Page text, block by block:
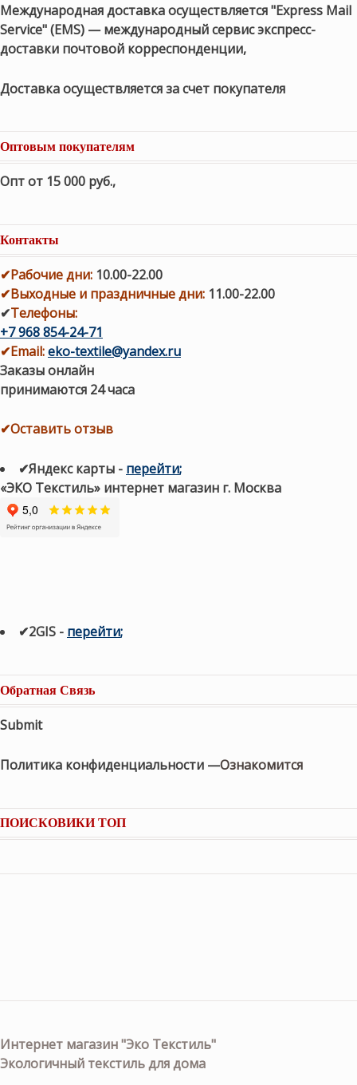
Международная доставка осуществляется "Express Mail
Service" (EMS) — международный сервис экспресс-
доставки почтовой корреспонденции,
Доставка осуществляется за счет покупателя
Оптовым покупателям
Опт от 15 000 руб.,
Контакты
✔Рабочие дни: 10.00-22.00
✔Выходные и праздничные дни: 11.00-22.00
✔Телефоны:
+7 968 854-24-71
✔Email:eko-textile@yandex.ru
Заказы онлайн
принимаются 24 часа
✔Оставить отзыв
✔Яндекс карты - перейти;
«ЭКО Текстиль» интернет магазин г. Москва
✔2GIS - перейти;
Обратная Связь
Submit
Политика конфиденциальности —Ознакомится
ПОИСКОВИКИ ТОП
Интернет магазин "Эко Текстиль"
Экологичный текстиль для дома